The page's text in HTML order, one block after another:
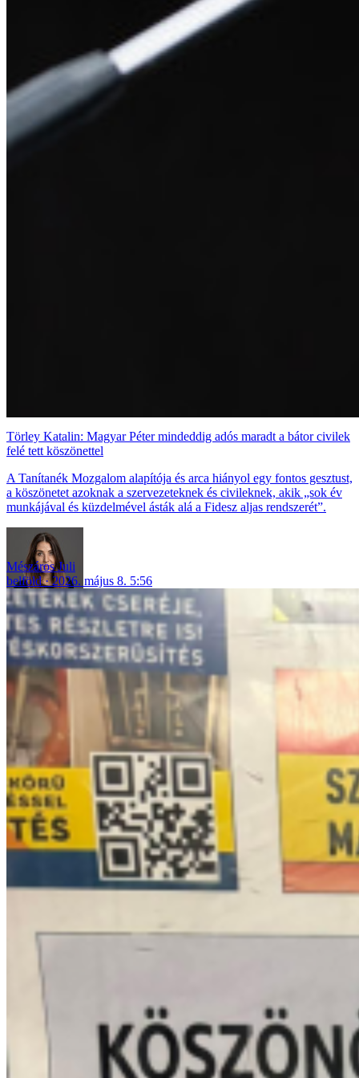
Törley Katalin: Magyar Péter mindeddig adós maradt a bátor civilek
felé tett köszönettel
A Tanítanék Mozgalom alapítója és arca hiányol egy fontos gesztust,
a köszönetet azoknak a szervezeteknek és civileknek, akik „sok év
munkájával és küzdelmével ásták alá a Fidesz aljas rendszerét”.
Mészáros Juli
belföld
2026. május 8. 5:56